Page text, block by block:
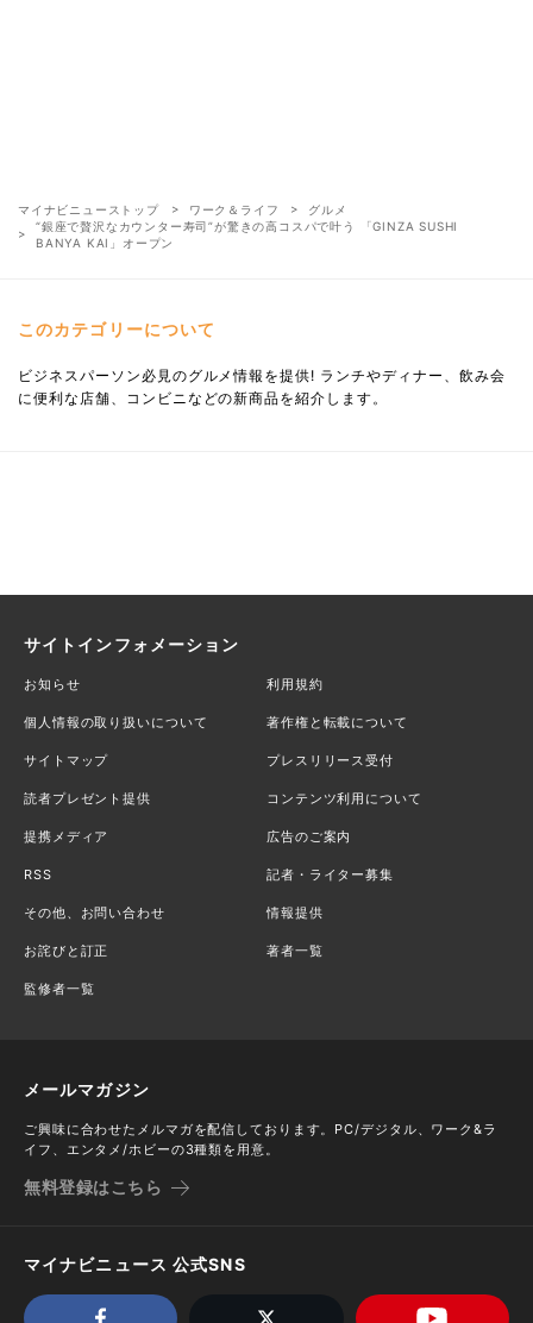
マイナビニューストップ ワーク＆ライフ
グルメ
“銀座で贅沢なカウンター寿司”が驚きの高コスパで叶う 「GINZA SUSHI
BANYA KAI」オープン
このカテゴリーについて
ビジネスパーソン必見のグルメ情報を提供! ランチやディナー、飲み会
に便利な店舗、コンビニなどの新商品を紹介します。
サイトインフォメーション
お知らせ 利用規約
個人情報の取り扱いについて 著作権と転載について
サイトマップ プレスリリース受付
読者プレゼント提供 コンテンツ利用について
提携メディア 広告のご案内
RSS 記者・ライター募集
その他、お問い合わせ 情報提供
お詫びと訂正 著者一覧
監修者一覧
メールマガジン
ご興味に合わせたメルマガを配信しております。PC/デジタル、ワーク&ラ
イフ、エンタメ/ホビーの3種類を用意。
無料登録はこちら
マイナビニュース 公式SNS